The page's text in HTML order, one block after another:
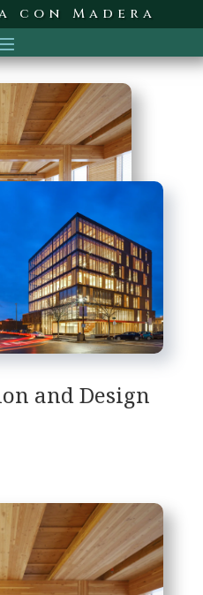
con Madera
and Design